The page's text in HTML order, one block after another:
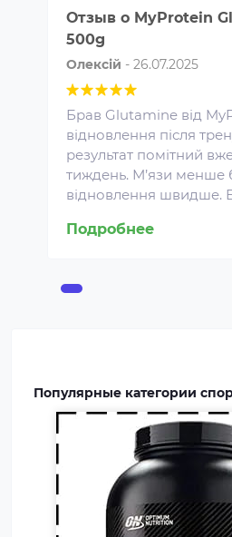
Отзыв о MyProtein
500g
Олексій - 26.07.2025
Брав Glutamine від
відновлення після
результат помітний
тиждень. М’язи менше
відновлення швидше.
Подробнее
Популярные категории
Протеин для
питания
концентрат белка в
порошка. Это
пищевая добавка,
потребности
спортсменов и